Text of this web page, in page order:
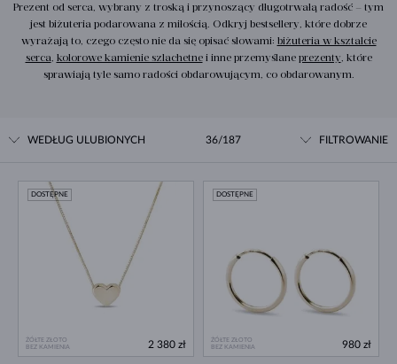
Prezent od serca, wybrany z troską i przynoszący długotrwałą radość – tym
jest biżuteria podarowana z miłością. Odkryj bestsellery, które dobrze
wyrażają to, czego często nie da się opisać słowami: biżuteria w kształcie
serca, kolorowe kamienie szlachetnei inne przemyślane prezenty, które
sprawiają tyle samo radości obdarowującym, co obdarowanym.
WEDŁUG ULUBIONYCH 36/187 FILTROWANIE
ŻÓŁTE ZŁOTO
BEZ KAMIENIA
DOSTĘPNE
2 380 zł
ŻÓŁTE ZŁOTO
BEZ KAMIENIA
DOSTĘPNE
980 zł